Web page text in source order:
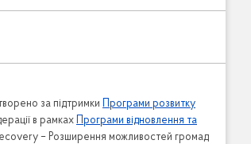
за підтримки
Програми розвитку
в рамках
Програми відновлення та
– Розширення можливостей громад